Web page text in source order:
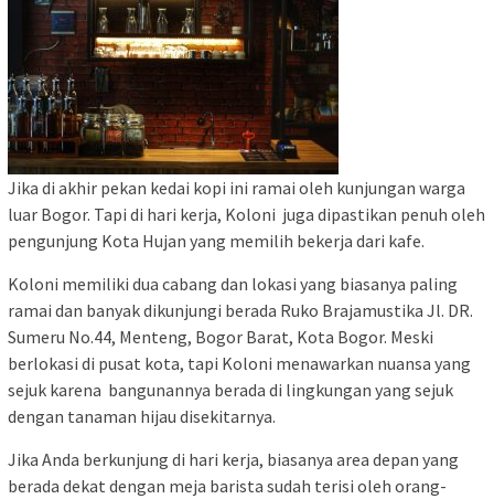
Jika di akhir pekan kedai kopi ini ramai oleh kunjungan warga
luar Bogor. Tapi di hari kerja, Koloni juga dipastikan penuh oleh
pengunjung Kota Hujan yang memilih bekerja dari kafe.
Koloni memiliki dua cabang dan lokasi yang biasanya paling
ramai dan banyak dikunjungi berada Ruko Brajamustika Jl. DR.
Sumeru No.44, Menteng, Bogor Barat, Kota Bogor. Meski
berlokasi di pusat kota, tapi Koloni menawarkan nuansa yang
sejuk karena bangunannya berada di lingkungan yang sejuk
dengan tanaman hijau disekitarnya.
Jika Anda berkunjung di hari kerja, biasanya area depan yang
berada dekat dengan meja barista sudah terisi oleh orang-